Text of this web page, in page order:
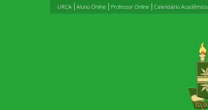
URCA Aluno Online Professor Online Calendário Acadêmico